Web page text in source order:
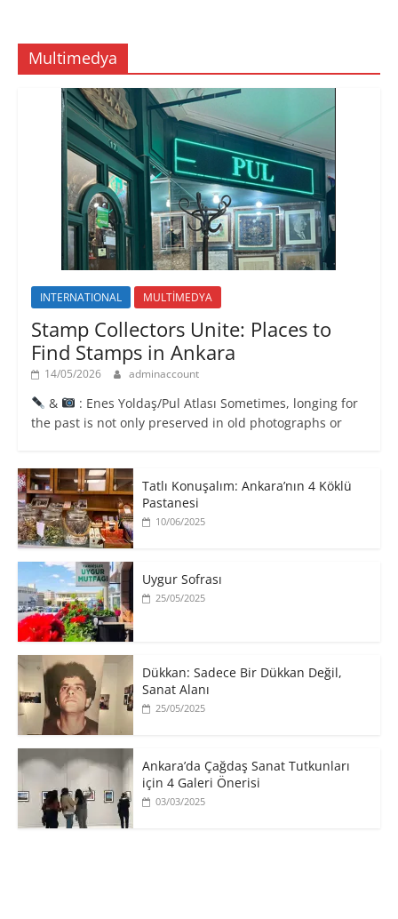
Multimedya
INTERNATIONAL MULTİMEDYA
Stamp Collectors Unite: Places to
Find Stamps in Ankara
14/05/2026 adminaccount
&
: Enes Yoldaş/Pul Atlası Sometimes, longing for
the past is not only preserved in old photographs or
Tatlı Konuşalım: Ankara’nın 4 Köklü
Pastanesi
10/06/2025
Uygur Sofrası
25/05/2025
​Dükkan: Sadece Bir Dükkan Değil,
Sanat Alanı
25/05/2025
Ankara’da Çağdaş Sanat Tutkunları
için 4 Galeri Önerisi
03/03/2025